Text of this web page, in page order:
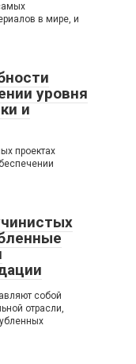
в мире, и
уровня
и
проектах
собой
отрасли,